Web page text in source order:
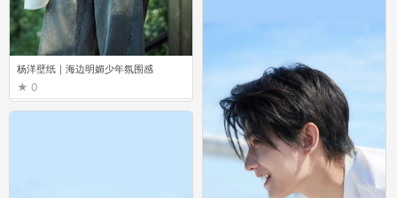
杨洋壁纸｜海边明媚少年氛围感
0